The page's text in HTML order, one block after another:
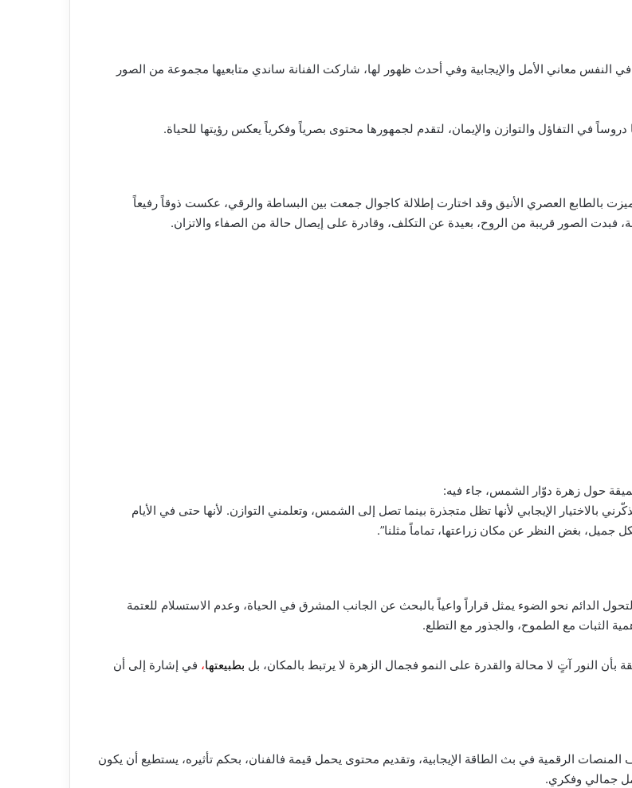
النفس معاني الأمل والإيجابية وفي أحدث ظهور لها، شاركت الفنانة ساندي متابعيها مجموعة من الصور
في التفاؤل والتوازن والإيمان، لتقدم لجمهورها محتوى بصرياً وفكرياً يعكس رؤيتها للحياة.
بالطابع العصري الأنيق وقد اختارت إطلالة كاجوال جمعت بين البساطة والرقي، عكست ذوقاً رفيعاً
فبدت الصور قريبة من الروح، بعيدة عن التكلف، وقادرة على إيصال حالة من الصفاء والاتزان.
حول زهرة دوّار الشمس، جاء فيه:
بالاختيار الإيجابي لأنها تظل متجذرة بينما تصل إلى الشمس، وتعلمني التوازن. لأنها حتى في الأيام
جميل، بغض النظر عن مكان زراعتها، تماماً مثلنا”.
الدائم نحو الضوء يمثل قراراً واعياً بالبحث عن الجانب المشرق في الحياة، وعدم الاستسلام للعتمة
الثبات مع الطموح، والجذور مع التطلع.
بأن النور آتٍ لا محالة والقدرة على النمو فجمال الزهرة لا يرتبط بالمكان، بل بطبيعتها، في إشارة إلى أن
الرقمية في بث الطاقة الإيجابية، وتقديم محتوى يحمل قيمة فالفنان، بحكم تأثيره، يستطيع أن يكون
جمالي وفكري.